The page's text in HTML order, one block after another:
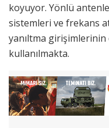
koyuyor. Yönlü
sistemleri ve frekans
yanıltma
kullanılmakta.